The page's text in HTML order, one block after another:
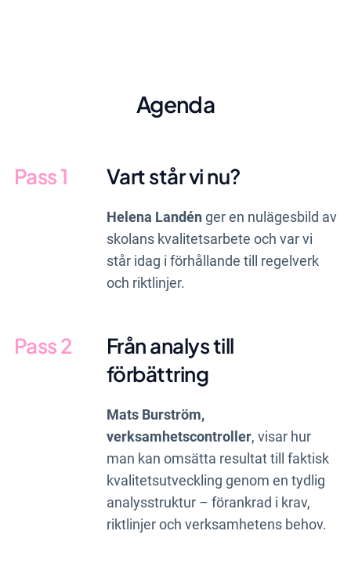
Agenda
Pass 1 Vart står vi nu?
Helena Landénger en nulägesbild av
skolans kvalitetsarbete och var vi
står idag i förhållande till regelverk
och riktlinjer.
Pass 2
Från analys till
förbättring
Mats Burström,
verksamhetscontroller, visar hur
man kan omsätta resultat till faktisk
kvalitetsutveckling genom en tydlig
analysstruktur – förankrad i krav,
riktlinjer och verksamhetens behov.